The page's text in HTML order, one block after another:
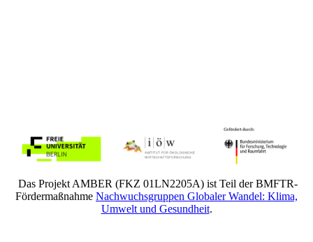
Das Projekt AMBER (FKZ 01LN2205A) ist Teil der BMFTR-
Fördermaßnahme Nachwuchsgruppen Globaler Wandel: Klima,
Umwelt und Gesundheit.